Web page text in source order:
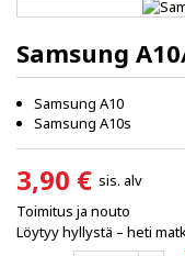
Samsung
Samsung A10
Samsung A10s
3,90 € sis. alv
Toimitus ja nouto
Löytyy hyllystä – heti